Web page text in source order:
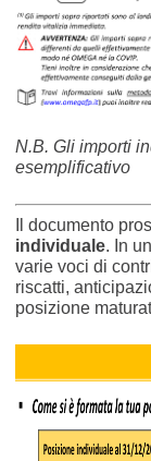
N.B. Gli importi
esemplificativo
Il documento
individuale. In
varie voci di
riscatti,
posizione